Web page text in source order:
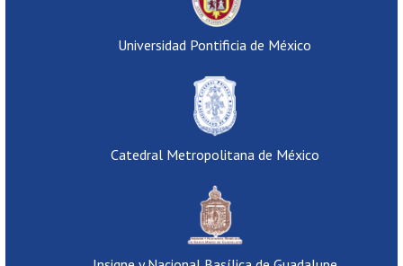
Universidad Pontificia de México
Catedral Metropolitana de México